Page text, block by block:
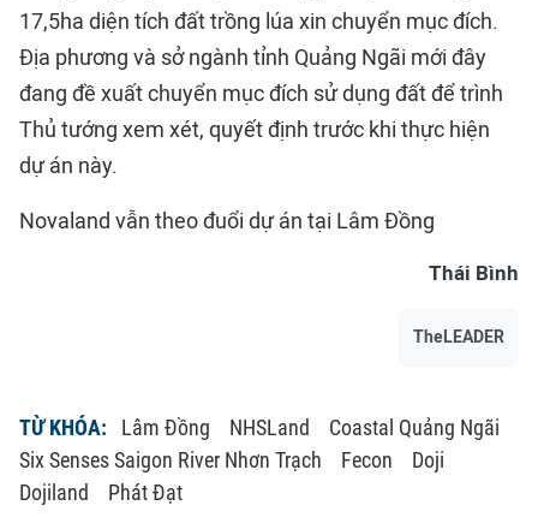
17,5ha diện tích đất trồng lúa xin chuyển mục đích.
Địa phương và sở ngành tỉnh Quảng Ngãi mới đây
đang đề xuất chuyển mục đích sử dụng đất để trình
Thủ tướng xem xét, quyết định trước khi thực hiện
dự án này.
Novaland vẫn theo đuổi dự án tại Lâm Đồng
Thái Bình
TheLEADER
TỪ KHÓA: Lâm Đồng NHSLand
Coastal Quảng Ngãi
Six Senses Saigon River Nhơn Trạch
Fecon
Doji
Dojiland
Phát Đạt